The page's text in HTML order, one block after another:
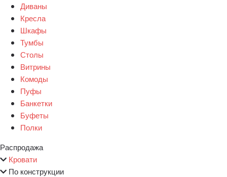
Диваны
Кресла
Шкафы
Тумбы
Столы
Витрины
Комоды
Пуфы
Банкетки
Буфеты
Полки
Распродажа
Кровати
По конструкции